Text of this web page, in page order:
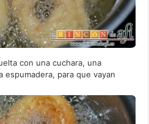
con una cuchara, una
espumadera, para que vayan